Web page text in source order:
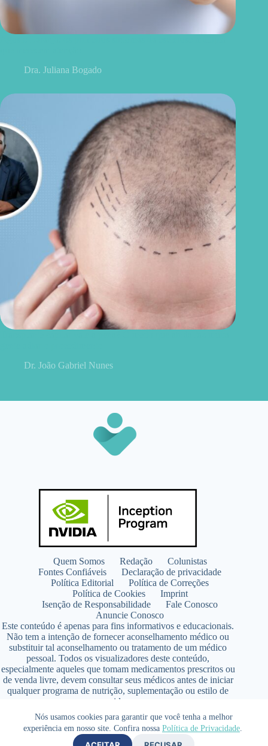
Nós usamos cookies para garantir que você tenha a melhor
experiência em nosso site. Confira nossa Política de Privacidade.
Dra. Juliana Bogado
Dr. João Gabriel Nunes
Quem Somos Redação
Colunistas
Fontes Confiáveis
Declaração de privacidade
Política Editorial
Política de Correções
Política de Cookies
Imprint
Isenção de Responsabilidade
Fale Conosco
Anuncie Conosco
Este conteúdo é apenas para fins informativos e educacionais.
Não tem a intenção de fornecer aconselhamento médico ou
substituir tal aconselhamento ou tratamento de um médico
pessoal. Todos os visualizadores deste conteúdo,
especialmente aqueles que tomam medicamentos prescritos ou
de venda livre, devem consultar seus médicos antes de iniciar
qualquer programa de nutrição, suplementação ou estilo de
vida.
Copyright © 2026 - SaúdeLAB.com pertence ao grupo
VKCF Soluções Digitais Ltda - CNPJ n° 43.726.917/0001-80
- Contato +55 (65) 99813- 4203 - Responsável Técnica: